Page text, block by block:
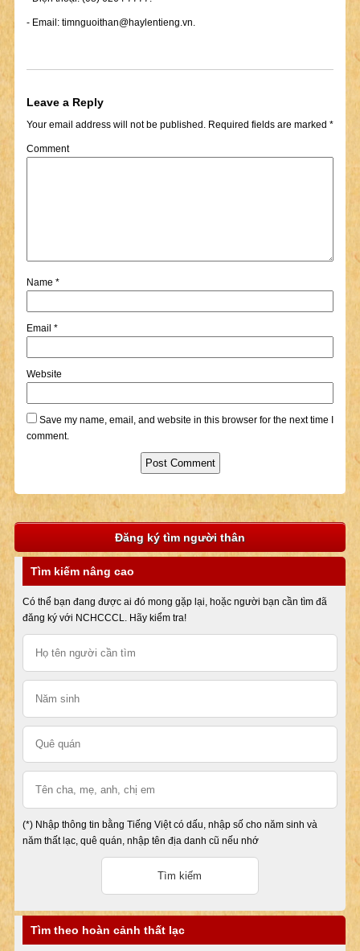
- Email: timnguoithan@haylentieng.vn.
Leave a Reply
Your email address will not be published.Required fields are marked *
Comment
Name *
Email *
Website
Save my name, email, and website in this browser for the next time I
comment.
Đăng ký tìm người thân
Tìm kiếm nâng cao
Có thể bạn đang được ai đó mong gặp lại, hoặc người bạn cần tìm đã
đăng ký với NCHCCCL. Hãy kiểm tra!
(*) Nhập thông tin bằng Tiếng Việt có dấu, nhập số cho năm sinh và
năm thất lạc, quê quán, nhập tên địa danh cũ nếu nhớ
Tìm theo hoàn cảnh thất lạc